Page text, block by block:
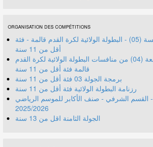
ORGANISATION DES COMPÉTITIONS
مباريات الجولة الخامسة (05) - البطولة الولائية لكرة القدم قالمة - فئة
أقل من 11 سنة
مباريات الجولة الرابعة (04) من منافسات البطولة الولائية لكرة القدم
قالمة فئة أقل من 11 سنة
برمجة الجولة 03 فئة أقل من 11 سنة
رزنامة البطولة الولائية فئة أقل من 11 سنة
برمجة الجولة 15 - القسم الشرفي - صنف الأكابر للموسم الرياضي
2025/2026
الجولة الثامنة اقل من 13 سنة